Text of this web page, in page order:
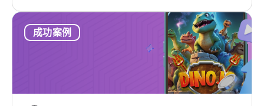
天
成功案例